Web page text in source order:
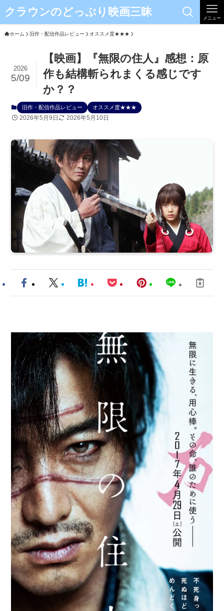
クラウンのどっぷり映画三昧 メニュー
ホーム 旧作・配信作品レビュー オススメ度★★★
【映画】『無限の住人』感想：原
作も結構斬られまくる感じです
か？？
2026
5/09
旧作・配信作品レビュー オススメ度★★★
2026年5月9日 2026年5月10日